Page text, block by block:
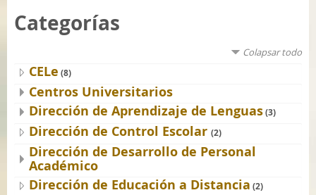
OFFICE 365
Categorías
Colapsar todo
CELe (8)
Centros Universitarios
Dirección de Aprendizaje de Lenguas(3)
Dirección de Control Escolar (2)
Dirección de Desarrollo de Personal
Académico
Dirección de Educación a Distancia (2)